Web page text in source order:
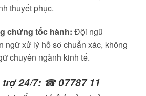
thuyết phục.
chứng tốc hành: Đội ngũ
ngữ xử lý hồ sơ chuẩn xác, không
chuyên ngành kinh tế.
24/7: ☎07787 11